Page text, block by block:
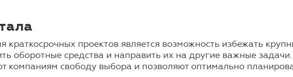
проектов является возможность избежать
оборотные средства и направить их на другие важные
компаниям свободу выбора и позволяют оптимально